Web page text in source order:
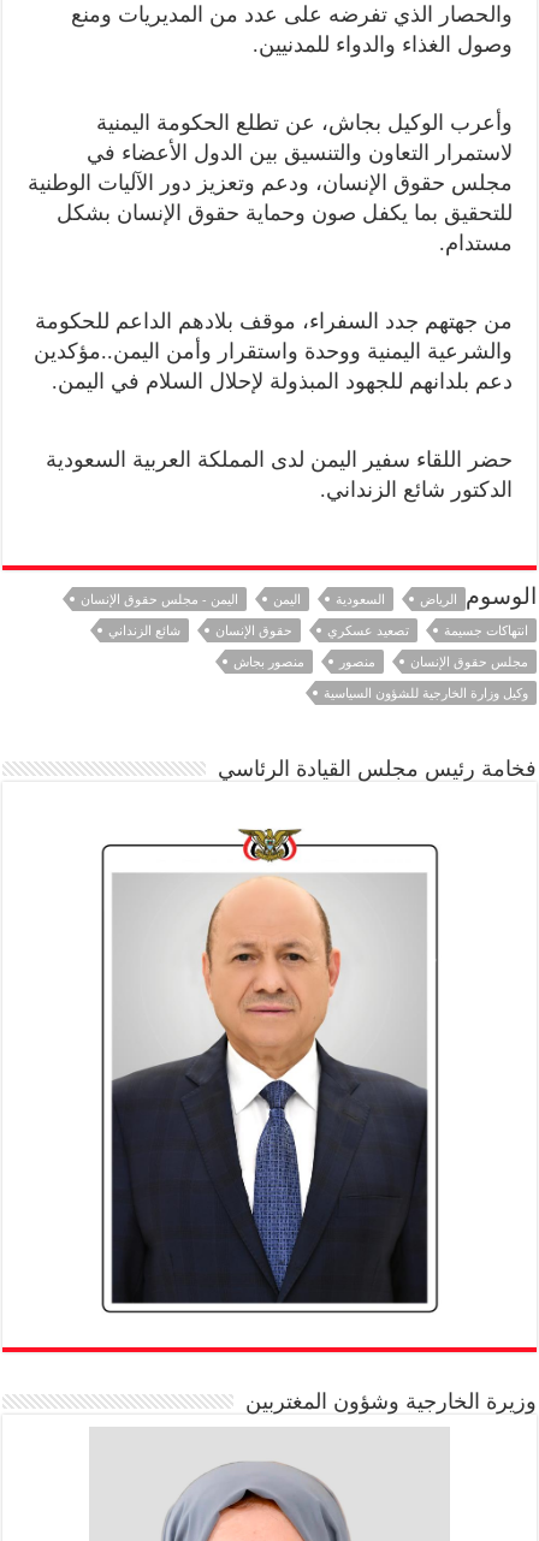
والحصار الذي تفرضه على عدد من المديريات ومنع
وصول الغذاء والدواء للمدنيين.
وأعرب الوكيل بجاش، عن تطلع الحكومة اليمنية
لاستمرار التعاون والتنسيق بين الدول الأعضاء في
مجلس حقوق الإنسان، ودعم وتعزيز دور الآليات الوطنية
للتحقيق بما يكفل صون وحماية حقوق الإنسان بشكل
مستدام.
من جهتهم جدد السفراء، موقف بلادهم الداعم للحكومة
والشرعية اليمنية ووحدة واستقرار وأمن اليمن..مؤكدين
دعم بلدانهم للجهود المبذولة لإحلال السلام في اليمن.
حضر اللقاء سفير اليمن لدى المملكة العربية السعودية
الدكتور شائع الزنداني.
الوسوم الرياض السعودية اليمن
اليمن - مجلس حقوق الإنسان
انتهاكات جسيمة
تصعيد عسكري حقوق الإنسان
شائع الزنداني
مجلس حقوق الإنسان
منصور
منصور بجاش
وكيل وزارة الخارجية للشؤون السياسية
فخامة رئيس مجلس القيادة الرئاسي
وزيرة الخارجية وشؤون المغتربين